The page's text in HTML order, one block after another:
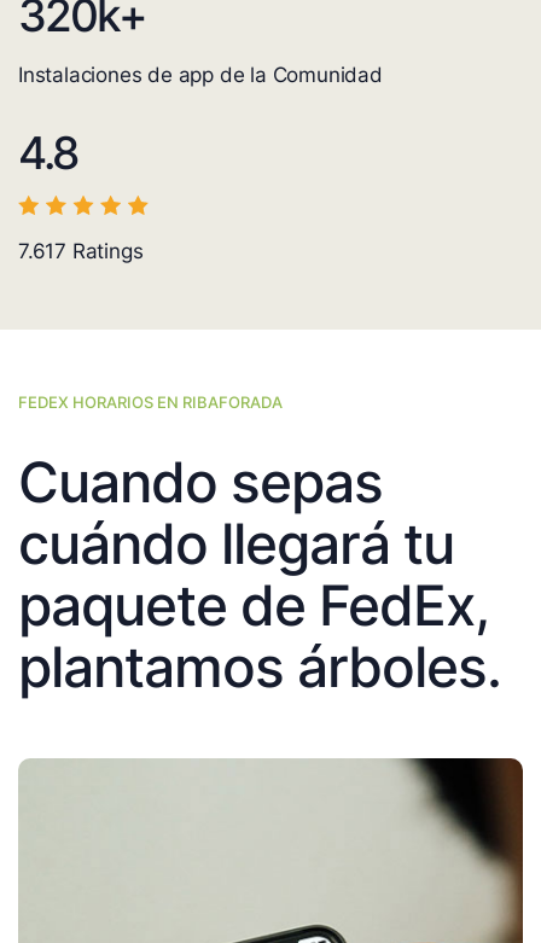
320k+
Instalaciones de app de la Comunidad
4.8
7.617 Ratings
FEDEX HORARIOS EN RIBAFORADA
Cuando sepas
cuándo llegará tu
paquete de FedEx,
plantamos árboles.